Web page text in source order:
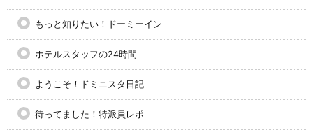
もっと知りたい！ドーミーイン
ホテルスタッフの24時間
ようこそ！ドミニスタ日記
待ってました！特派員レポ